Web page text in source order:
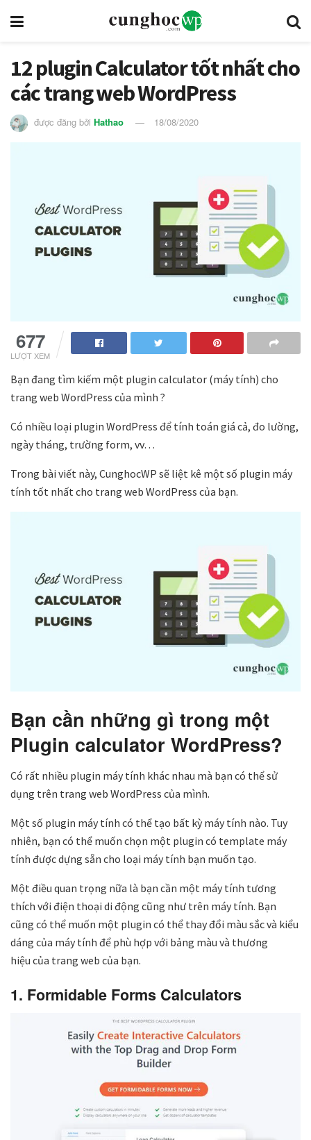
12 plugin Calculator tốt nhất cho
các trang web WordPress
được đăng bởi Hathao 18/08/2020
1.7k
LƯỢT XEM
Bạn đang tìm kiếm một plugin calculator (máy tính) cho
trang web WordPress của mình ?
Có nhiều loại plugin WordPress để tính toán giá cả, đo lường,
ngày tháng, trường form, vv…
Trong bài viết này, CunghocWP sẽ liệt kê một số plugin máy
tính tốt nhất cho trang web WordPress của bạn.
Bạn cần những gì trong một
Plugin calculator WordPress?
Có rất nhiều plugin máy tính khác nhau mà bạn có thể sử
dụng trên trang web WordPress của mình.
Một số plugin máy tính có thể tạo bất kỳ máy tính nào. Tuy
nhiên, bạn có thể muốn chọn một plugin có template máy
tính được dựng sẵn cho loại máy tính bạn muốn tạo.
Một điều quan trọng nữa là bạn cần một máy tính tương
thích với điện thoại di động cũng như trên máy tính. Bạn
cũng có thể muốn một plugin có thể thay đổi màu sắc và kiểu
dáng của máy tính để phù hợp với bảng màu và thương
hiệu của trang web của bạn.
1. Formidable Forms Calculators